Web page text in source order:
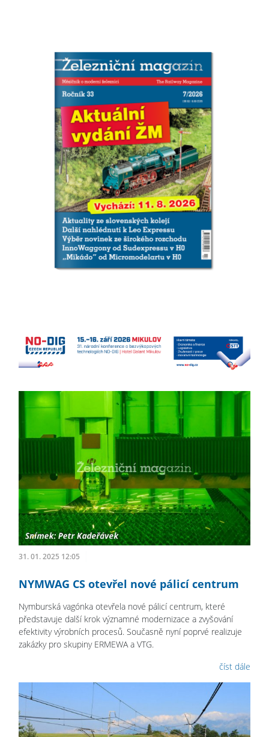
31. 01. 2025 12:05
NYMWAG CS otevřel nové pálicí centrum
Nymburská vagónka otevřela nové pálicí centrum, které
představuje další krok významné modernizace a zvyšování
efektivity výrobních procesů. Současně nyní poprvé realizuje
zakázky pro skupiny ERMEWA a VTG.
číst dále